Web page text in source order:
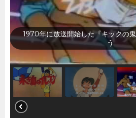
1970年に放送開始した『いじわる
振り返りましょ